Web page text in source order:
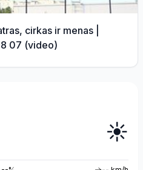
cirkas ir menas |
07 (video)
☀️